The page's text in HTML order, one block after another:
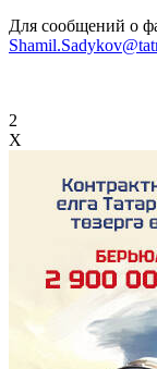
Для сообщений о
2
X